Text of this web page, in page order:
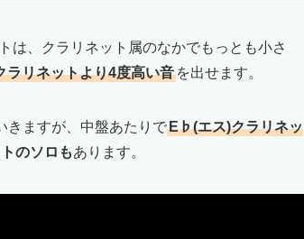
は、クラリネット属のなかでもっとも小さ
リネットより4度高い音 を出せます。
きますが、中盤あたりでE♭(エス)クラリネッ
のソロもあります。